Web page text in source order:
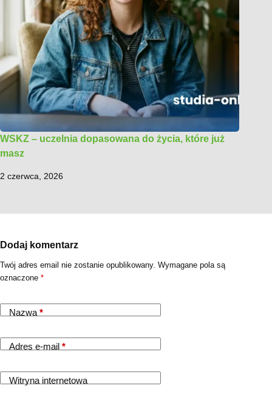
WSKZ – uczelnia dopasowana do życia, które już
masz
2 czerwca, 2026
Dodaj komentarz
Twój adres email nie zostanie opublikowany. Wymagane pola są
oznaczone *
Nazwa*
Adres e-mail *
Witryna internetowa